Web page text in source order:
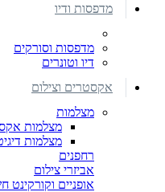
מדפסות ודיו
מדפסות וסורקים
דיו וטונרים
אקסטרים וצילום
מצלמות
מצלמות
מצלמות
רחפנים
אביזרי צילום
אופניים וקורקינט